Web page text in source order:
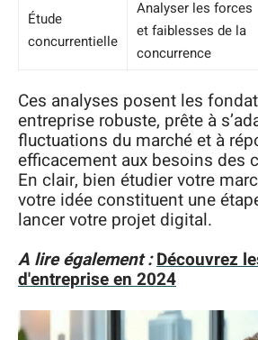
Étude
concurrentielle
Analyser les forces
et faiblesses de la
concurrence
Ces analyses posent les
entreprise robuste, prête à
fluctuations du marché et à
efficacement aux besoins des
En clair, bien étudier votre
votre idée constituent une
lancer votre projet digital.
A lire également :Découvrez
d'entreprise en 2024